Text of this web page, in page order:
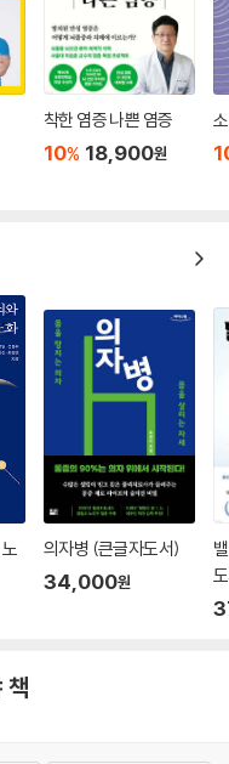
(火)를 식히고 스트레스를
한 마음가짐은 곧 질병을 예
백신임을 설득력 있게 전달
바탕으로, 질병의 원인을
한다.
는 독자부터 삶에 지친 현대
게 천천히 나이 들고 싶은 이
을 열어줄 것이다.
착한 염증 나쁜 염증
10% 18,900원
의자병 (큰글자도서)
34,000원
책